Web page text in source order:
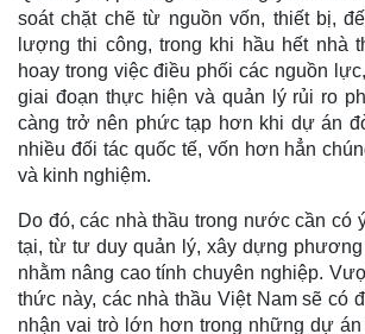
soát chặt chẽ từ nguồn vốn, thiết bị,
lượng thi công, trong khi hầu hết nhà
hoay trong việc điều phối các nguồn
giai đoạn thực hiện và quản lý rủi ro
càng trở nên phức tạp hơn khi dự án
nhiều đối tác quốc tế, vốn hơn hẳn
và kinh nghiệm.
Do đó, các nhà thầu trong nước cần có
tại, từ tư duy quản lý, xây dựng
nhằm nâng cao tính chuyên nghiệp.
thức này, các nhà thầu Việt Nam sẽ có
nhận vai trò lớn hơn trong những dự